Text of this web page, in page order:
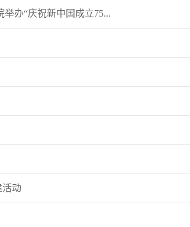
办“庆祝新中国成立75...
动